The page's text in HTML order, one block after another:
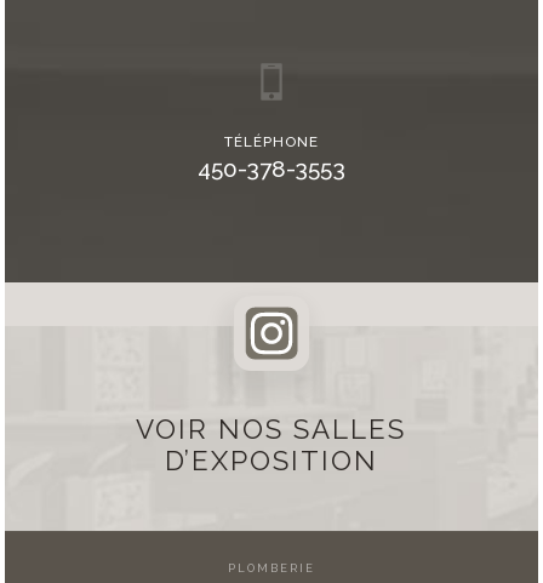
TÉLÉPHONE
450-378-3553
VOIR NOS SALLES
D’EXPOSITION
PLOMBERIE